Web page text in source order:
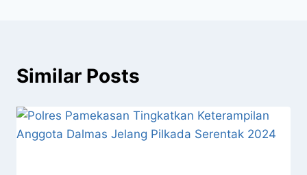
Similar Posts